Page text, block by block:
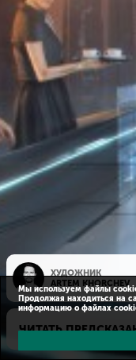
ХУДОЖНИК
ARTEM KHORCHEV
ЧИТАТЬ
Мы используем файлы
Продолжая находиться на
информацию о файлах